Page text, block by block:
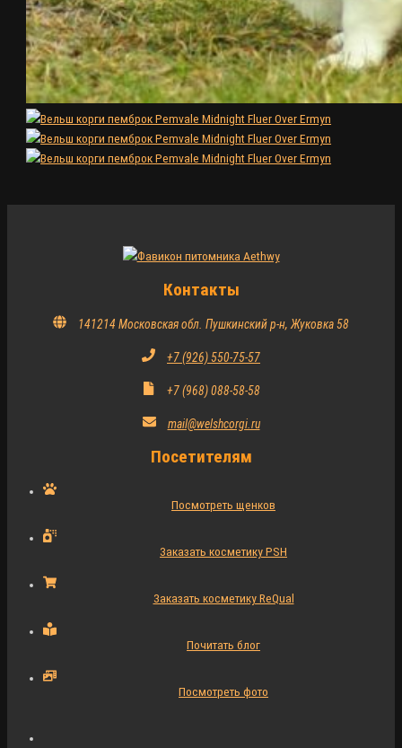
Контакты
141214 Московская обл. Пушкинский р-н, Жуковка 58
+7 (926) 550-75-57
+7 (968) 088-58-58
mail@welshcorgi.ru
Посетителям
Посмотреть щенков
Заказать косметику PSH
Заказать косметику ReQual
Почитать блог
Посмотреть фото